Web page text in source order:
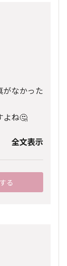
がなかった
よね🤔
たが、草
全文表示
る